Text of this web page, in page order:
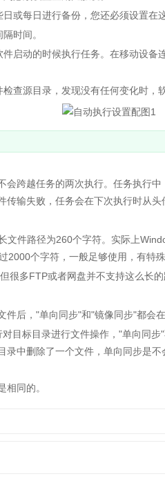
每日进行备份，您还必须设置在这
时间。
动的时候执行任务。在移动设备
源目录，发现没有任何变化时，软
跨越任务的两次执行。任务执行中
输失败，任务会在下次执行时从头
件路径为260个字符。实际上
个字符，一般足够使用，有特殊
多FTP或者网盘并不支持这么长的
，"单向同步"和"镜像同步"都会在
标目录进行文件操作，"单向同步
中删除了一个文件，单向同步是
同的。